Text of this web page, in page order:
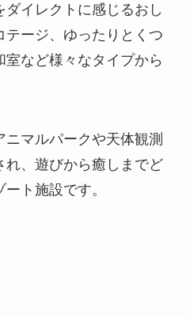
イレクトに感じるおし
テージ、ゆったりとくつ
など様々なタイプから
マルパークや天体観測
れ、遊びから癒しまでど
ト施設です。